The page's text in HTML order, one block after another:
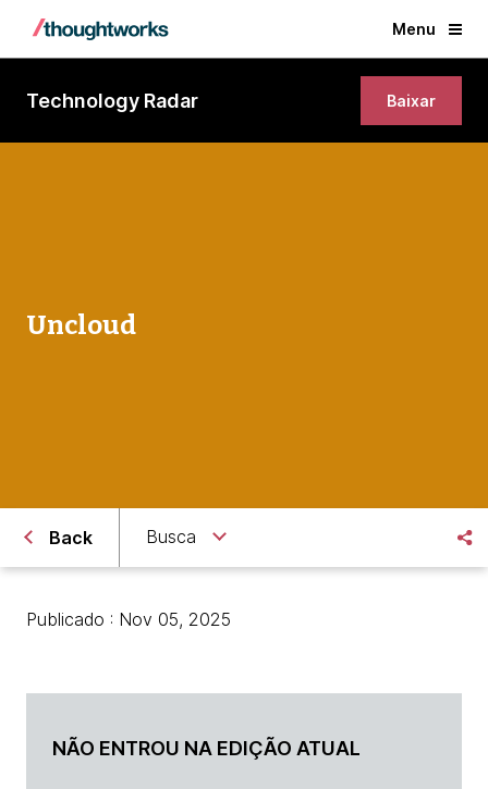
Menu
Technology Radar Baixar
Uncloud
Back Busca
Publicado : Nov 05, 2025
NÃO ENTROU NA EDIÇÃO ATUAL